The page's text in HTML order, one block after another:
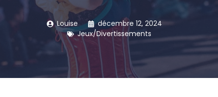
Louise
décembre 12, 2024
Jeux/Divertissements